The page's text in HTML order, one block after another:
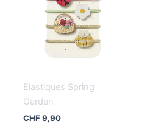
Elastiques Spring
Garden
CHF9,90